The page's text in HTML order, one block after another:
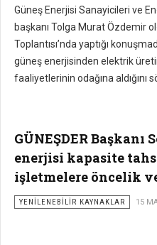
Güneş Enerjisi Sanayicileri ve
başkanı Tolga Murat Özdemir
Toplantısı’nda yaptığı
güneş enerjisinden elektrik
faaliyetlerinin odağına aldığını
GÜNEŞDER Başkanı
enerjisi kapasite
işletmelere öncelik
YENILENEBILIR KAYNAKLAR 15